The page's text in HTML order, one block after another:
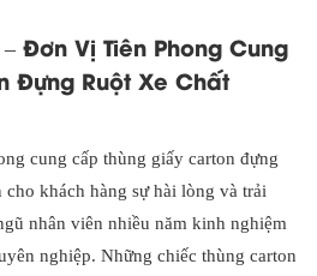
Đơn Vị Tiên Phong Cung
Đựng Ruột Xe Chất
cung cấp thùng giấy carton đựng
khách hàng sự hài lòng và trải
nhân viên nhiều năm kinh nghiệm
nghiệp. Những chiếc thùng carton